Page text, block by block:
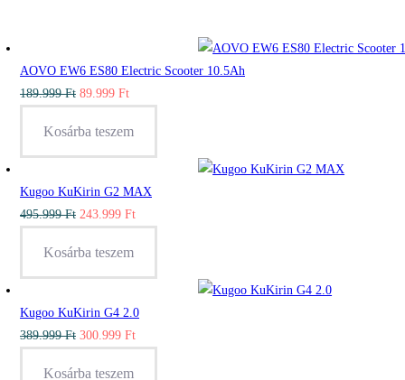
AOVO EW6 ES80 Electric Scooter 10.5Ah
189.999Ft Original
was:
189.999 Ft.
89.999 FtCurrent
is:
89.999 Ft.
Kosárba teszem
Kugoo KuKirin G2 MAX
495.999Ft Original
was:
495.999 Ft.
243.999 FtCurrent
243.999 Ft.
Kosárba teszem
Kugoo KuKirin G4 2.0
389.999Ft Original
300.999 FtCurrent
Kosárba teszem